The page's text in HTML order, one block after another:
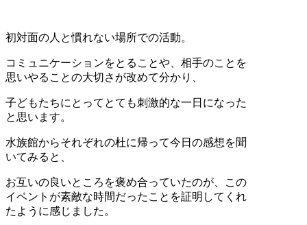
初対面の人と慣れない場所での活動。
コミュニケーションをとることや、相手のことを
思いやることの大切さが改めて分かり、
子どもたちにとってとても刺激的な一日になった
と思います。
水族館からそれぞれの杜に帰って今日の感想を聞
いてみると、
お互いの良いところを褒め合っていたのが、この
イベントが素敵な時間だったことを証明してくれ
たように感じました。